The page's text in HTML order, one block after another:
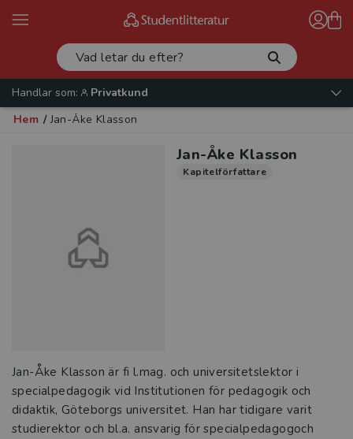
Handlar som:
Privatkund
Hem / Jan-Åke Klasson
Jan-Åke Klasson
Kapitelförfattare
Jan-Åke Klasson är fi l.mag. och universitetslektor i
specialpedagogik vid Institutionen för pedagogik och
didaktik, Göteborgs universitet. Han har tidigare varit
studierektor och bl.a. ansvarig för specialpedagogoch